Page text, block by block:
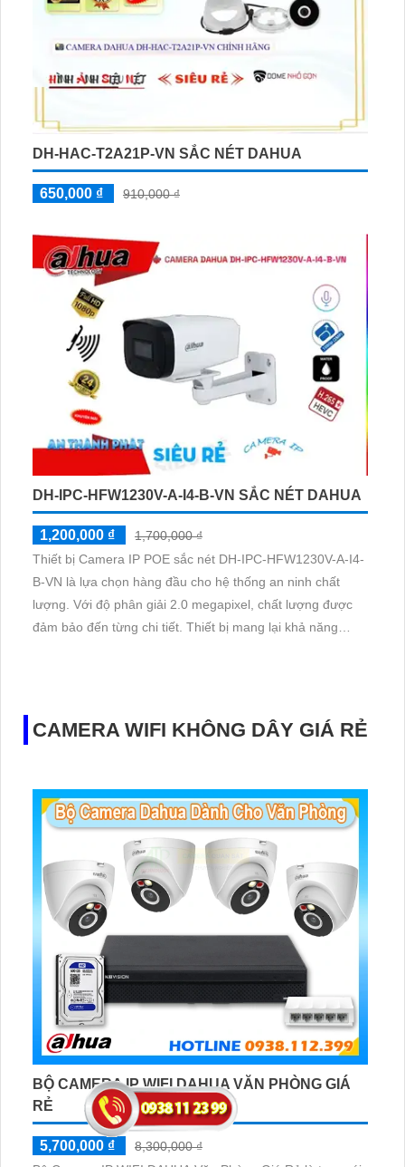
DH-HAC-T2A21P-VN SẮC NÉT DAHUA
650,000 ₫ 910,000 ₫
DH-IPC-HFW1230V-A-I4-B-VN SẮC NÉT DAHUA
1,200,000 ₫
1,700,000 ₫
Thiết bị Camera IP POE sắc nét DH-IPC-HFW1230V-A-I4-
B-VN là lựa chọn hàng đầu cho hệ thống an ninh chất
lượng. Với độ phân giải 2.0 megapixel, chất lượng được
đảm bảo đến từng chi tiết. Thiết bị mang lại khả năng
CAMERA WIFI KHÔNG DÂY GIÁ RẺ
BỘ CAMERA IP WIFI DAHUA VĂN PHÒNG GIÁ
RẺ
5,700,000 ₫
8,300,000 ₫